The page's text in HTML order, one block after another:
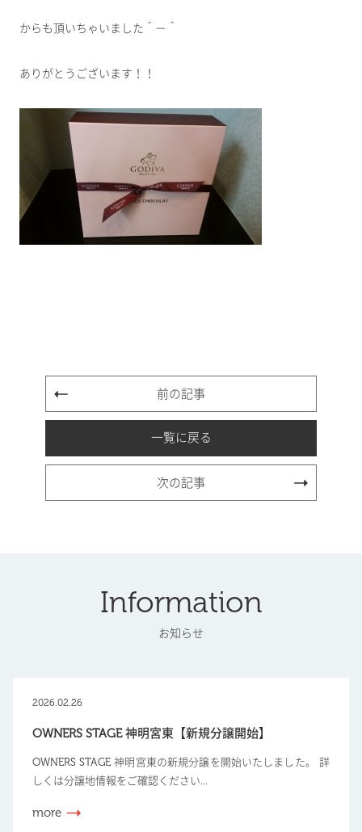
からも頂いちゃいました＾－＾
ありがとうございます！！
前の記事
一覧に戻る
次の記事
Information
お知らせ
2026.02.26
OWNERS STAGE 神明宮東【新規分譲開始】
OWNERS STAGE 神明宮東の新規分譲を開始いたしました。 詳
しくは分譲地情報をご確認ください...
more